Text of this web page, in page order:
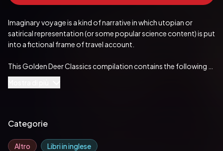
Imaginary voyage is a kind of narrative in which utopian or
satirical representation (or some popular science content) is put
into a fictional frame of travel account.
This Golden Deer Classics compilation contains the following
imaginary voyage stories:
  - Gargantua by François Rabelais
  - Pantagruel by François Rabelais
Categorie
Altro Libri in inglese